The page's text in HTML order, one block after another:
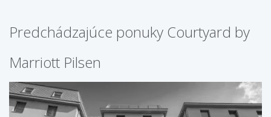
Predchádzajúce ponuky Courtyard by
Marriott Pilsen